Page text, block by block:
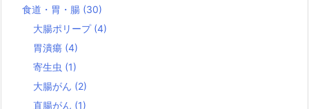
食道・胃・腸 (30)
大腸ポリープ (4)
胃潰瘍 (4)
寄生虫 (1)
大腸がん (2)
直腸がん (1)